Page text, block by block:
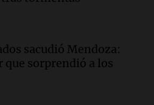
educativos
sacudió Mendoza:
sorprendió a los